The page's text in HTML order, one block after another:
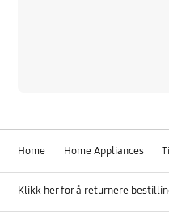
Home Home Appliances
Klikk her for å returnere